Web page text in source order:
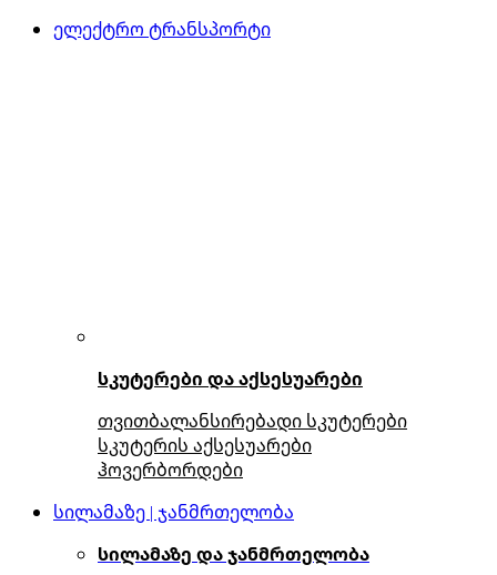
ელექტრო ტრანსპორტი
სკუტერები და აქსესუარები
თვითბალანსირებადი სკუტერები
სკუტერის აქსესუარები
ჰოვერბორდები
სილამაზე | ჯანმრთელობა
სილამაზე და ჯანმრთელობა